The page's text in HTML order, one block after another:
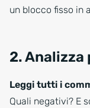
un blocco fisso in
2. Analizza
Leggi tutti i
Quali negativi? E